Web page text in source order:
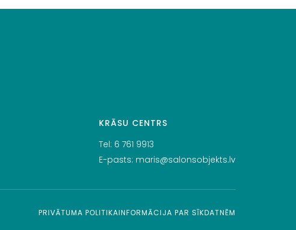
KRĀSU CENTRS
Tel: 6 761 9913
E-pasts: maris@salonsobjekts.lv
PRIVĀTUMA POLITIKAINFORMĀCIJA PAR SĪKDATNĒM